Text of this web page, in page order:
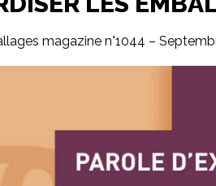
magazine n°1044 –